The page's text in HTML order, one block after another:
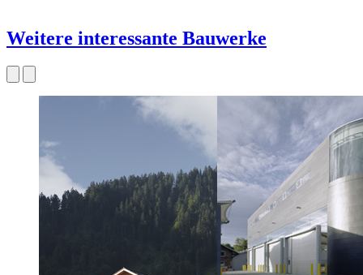
Weitere interessante Bauwerke